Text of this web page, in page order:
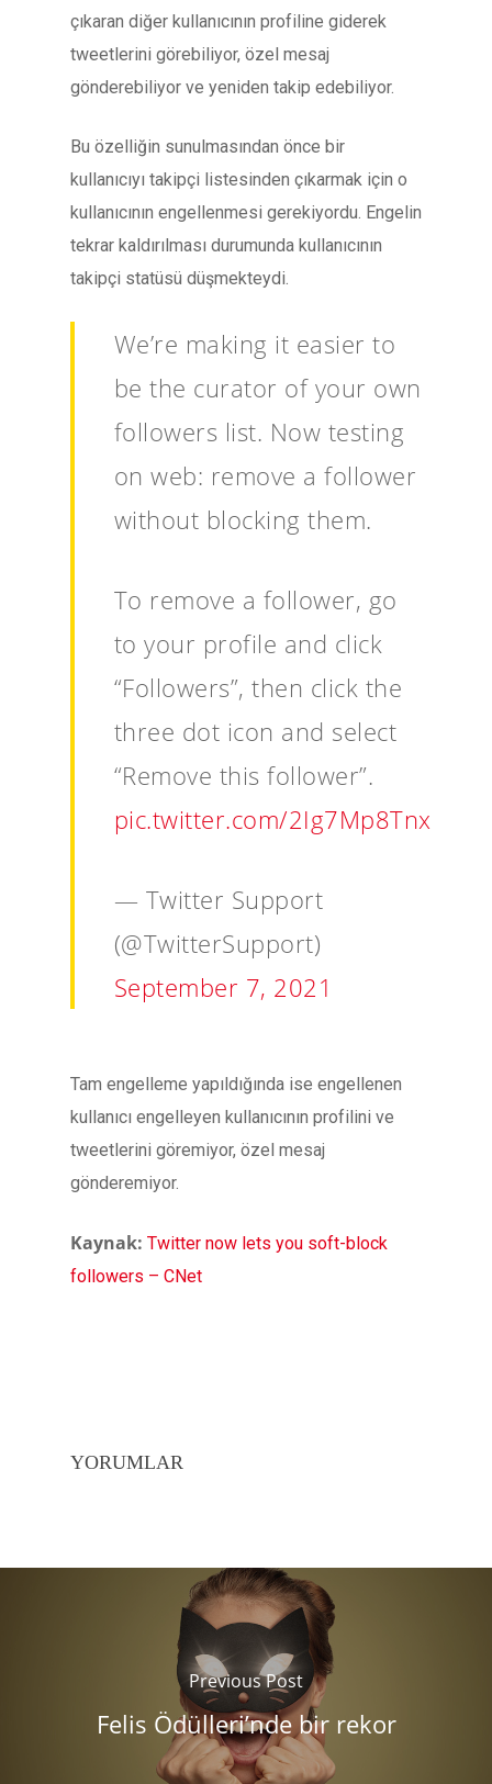
çıkaran diğer kullanıcının profiline giderek
tweetlerini görebiliyor, özel mesaj
gönderebiliyor ve yeniden takip edebiliyor.
Bu özelliğin sunulmasından önce bir
kullanıcıyı takipçi listesinden çıkarmak için o
kullanıcının engellenmesi gerekiyordu. Engelin
tekrar kaldırılması durumunda kullanıcının
takipçi statüsü düşmekteydi.
We’re making it easier to
be the curator of your own
followers list. Now testing
on web: remove a follower
without blocking them.
To remove a follower, go
to your profile and click
“Followers”, then click the
three dot icon and select
“Remove this follower”.
pic.twitter.com/2Ig7Mp8Tnx
— Twitter Support
(@TwitterSupport)
September 7, 2021
Tam engelleme yapıldığında ise engellenen
kullanıcı engelleyen kullanıcının profilini ve
tweetlerini göremiyor, özel mesaj
gönderemiyor.
Kaynak: Twitter now lets you soft-block
followers – CNet
YORUMLAR
Previous Post
Felis Ödülleri’nde bir rekor